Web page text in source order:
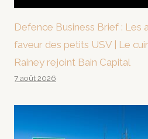
Defence Business Brief : Les
faveur des petits USV | Le
Rainey rejoint Bain Capital
7 août 2026